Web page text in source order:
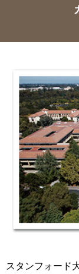
スタンフォード